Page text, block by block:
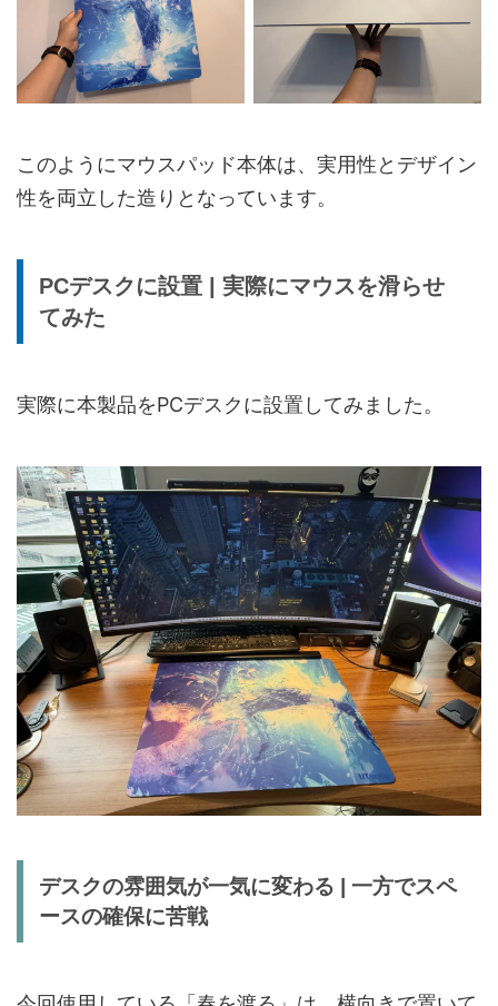
このようにマウスパッド本体は、実用性とデザイン
性を両立した造りとなっています。
PCデスクに設置 | 実際にマウスを滑らせ
てみた
実際に本製品をPCデスクに設置してみました。
デスクの雰囲気が一気に変わる | 一方でスペ
ースの確保に苦戦